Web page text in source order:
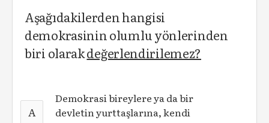
Aşağıdakilerden hangisi
demokrasinin olumlu yönlerinden
biri olarakdeğerlendirilemez?
A
Demokrasi bireylere ya da bir
devletin yurttaşlarına, kendi